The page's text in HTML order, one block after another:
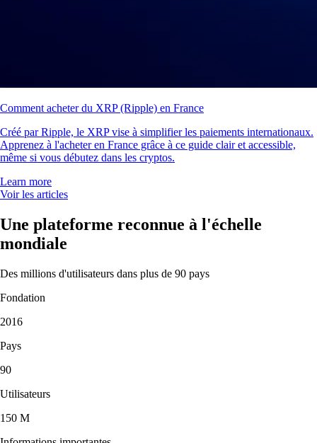
Comment acheter du XRP (Ripple) en France
Créé par Ripple, le XRP vise à simplifier les paiements internationaux.
Apprenez à l'acheter en France grâce à ce guide clair et accessible,
même si vous débutez dans les cryptos.
Learn more
Voir les articles
Une plateforme reconnue à l'échelle
mondiale
Des millions d'utilisateurs dans plus de 90 pays
Fondation
2016
Pays
90
Utilisateurs
150 M